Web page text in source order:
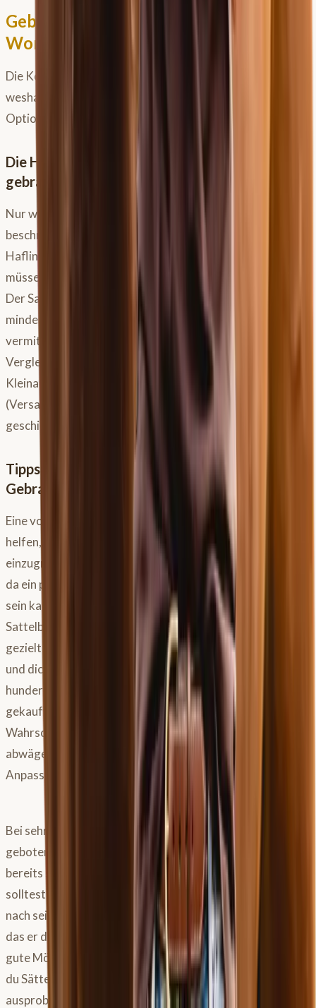
Gebrauchten
kaufen:
Worauf musst du achten?
Die Kosten für neue Sättel können beträchtlich sein,
weshalb der Gebrauchtmarkt für viele von euch eine
Option ist.
Die Herausforderung beim Kauf von
gebrauchten
Nur weil ein Sattel als “passend für alle Haflinger”
beschrieben wird, heißt das nicht, dass er auf deinen
Haflinger passt. Egal ob neu oder gebraucht: Sättel
müssen auf dem Pferd mit dir als Reiter getestet werden.
Der Sattel muss nicht nur deinem Pferd, sondern zu
mindestens 50 % auch dir passen und dir ein gutes Gefühl
vermitteln. Es empfiehlt sich, drei bis vier Sättel im
Vergleich zu testen. Dies kann bei Privatkäufen über
Kleinanzeigen schwierig und kostspielig werden
(Versandkosten). Idealerweise sollten Sättel auf Probe
geschickt werden können.
Tipps für deinen erfolgreichen
Gebrauchtsattelkauf
Eine vorherige Beratung durch einen Sattler kann dir
helfen, passende Modelle, Marken und Größen
einzugrenzen. Diese Beratung ist jedoch keine Garantie,
da ein privat gekaufter
kaputt oder schief
sein kann. Am besten ist es, wenn du nach einer
Sattelberatung und dem Testen verschiedener Modelle
gezielt nach genau dem Sattel suchst, der für dein Pferd
und dich funktioniert hat. Auch hier gibt es keine
hundertprozentige Sicherheit, dass der gebraucht
gekaufte Sattel identisch zum Testmodell ist, aber die
Wahrscheinlichkeit ist höher. Du solltest die Kosten
abwägen: Beratung, Versand, Nerven, spätere
Anpassungskosten versus Neupreis.
Bei sehr günstigen Sätteln (z.B. 300 Euro) ist Vorsicht
geboten, da diese oft von geringer Qualität sind oder
bereits sehr alt und potenziell beschädigt. Fairerweise
solltest du deinem Sattler kommunizieren, wenn du planst,
nach seiner Beratung ein gebrauchtes Modell zu suchen,
das er dann anpasst. Viele Sattler sind dafür offen. Eine
gute Möglichkeit ist auch, in deinem Stall nachzufragen, ob
du Sättel von Stallkollegen für eine Reiteinheit
ausprobieren darfst, um ein Gefühl für verschiedene